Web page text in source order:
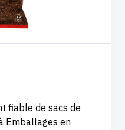
fiable de sacs de
Emballages en